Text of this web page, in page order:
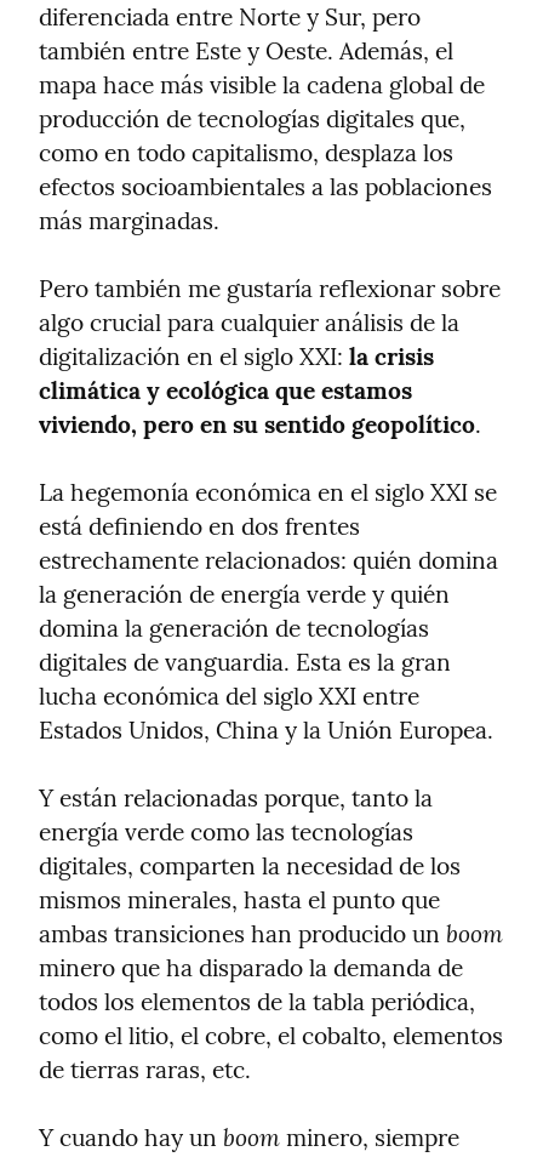
diferenciada entre Norte y Sur, pero
también entre Este y Oeste. Además, el
mapa hace más visible la cadena global de
producción de tecnologías digitales que,
como en todo capitalismo, desplaza los
efectos socioambientales a las poblaciones
más marginadas.
Pero también me gustaría reflexionar sobre
algo crucial para cualquier análisis de la
digitalización en el siglo XXI: la crisis
climática y ecológica que estamos
viviendo, pero en su sentido geopolítico.
La hegemonía económica en el siglo XXI se
está definiendo en dos frentes
estrechamente relacionados: quién domina
la generación de energía verde y quién
domina la generación de tecnologías
digitales de vanguardia. Esta es la gran
lucha económica del siglo XXI entre
Estados Unidos, China y la Unión Europea.
Y están relacionadas porque, tanto la
energía verde como las tecnologías
digitales, comparten la necesidad de los
mismos minerales, hasta el punto que
ambas transiciones han producido un boom
minero que ha disparado la demanda de
todos los elementos de la tabla periódica,
como el litio, el cobre, el cobalto, elementos
de tierras raras, etc.
Y cuando hay un boom minero, siempre